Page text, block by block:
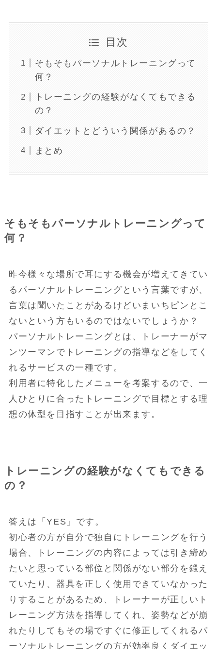
目次
そもそもパーソナルトレーニングって
何？
トレーニングの経験がなくてもできる
の？
ダイエットとどういう関係があるの？
まとめ
そもそもパーソナルトレーニングって
何？
昨今様々な場所で耳にする機会が増えてきてい
るパーソナルトレーニングという言葉ですが、
言葉は聞いたことがあるけどいまいちピンとこ
ないという方もいるのではないでしょうか？
パーソナルトレーニングとは、トレーナーがマ
ンツーマンでトレーニングの指導などをしてく
れるサービスの一種です。
利用者に特化したメニューを考案するので、一
人ひとりに合ったトレーニングで目標とする理
想の体型を目指すことが出来ます。
トレーニングの経験がなくてもできる
の？
答えは「YES」です。
初心者の方が自分で独自にトレーニングを行う
場合、トレーニングの内容によっては引き締め
たいと思っている部位と関係がない部分を鍛え
ていたり、器具を正しく使用できていなかった
りすることがあるため、トレーナーが正しいト
レーニング方法を指導してくれ、姿勢などが崩
れたりしてもその場ですぐに修正してくれるパ
ーソナルトレーニングの方が効率良くダイエッ